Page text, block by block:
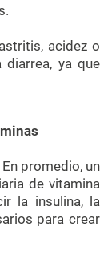
acidez o
ya que
promedio, un
de vitamina
la insulina, la
para crear